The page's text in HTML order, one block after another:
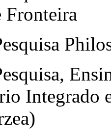
Fronteira
Integrado